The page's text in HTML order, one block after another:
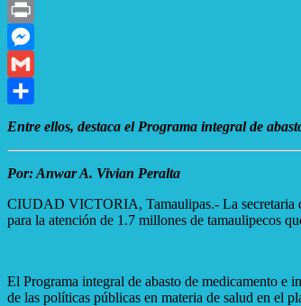
X
Print
Messenger
Gmail
Entre ellos, destaca el Programa integral de
Por: Anwar A. Vivian Peralta
CIUDAD VICTORIA, Tamaulipas.- La secretaria
para la atención de 1.7 millones de tamaulipecos
El Programa integral de abasto de medicamento e
de las políticas públicas en materia de salud en el